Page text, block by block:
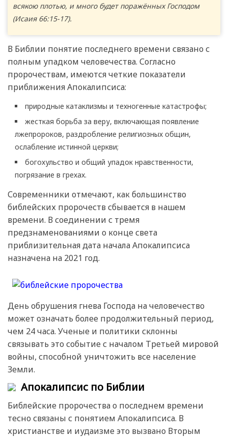
всякою плотью, и много будет поражённых Господом
(Исаия 66:15-17).
В Библии понятие последнего времени связано с
полным упадком человечества. Согласно
пророчествам, имеются четкие показатели
приближения Апокалипсиса:
природные катаклизмы и техногенные катастрофы;
жесткая борьба за веру, включающая появление
лжепророков, раздробление религиозных общин,
ослабление истинной церкви;
богохульство и общий упадок нравственности,
погрязание в грехах.
Современники отмечают, как большинство
библейских пророчеств сбывается в нашем
времени. В соединении с тремя
предзнаменованиями о конце света
приблизительная дата начала Апокалипсиса
назначена на 2021 год.
День обрушения гнева Господа на человечество
может означать более продолжительный период,
чем 24 часа. Ученые и политики склонны
связывать это событие с началом Третьей мировой
войны, способной уничтожить все население
Земли.
Апокалипсис по Библии
Библейские пророчества о последнем времени
тесно связаны с понятием Апокалипсиса. В
христианстве и иудаизме это вызвано Вторым